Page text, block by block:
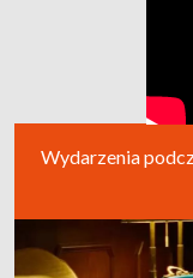
Wydarzenia